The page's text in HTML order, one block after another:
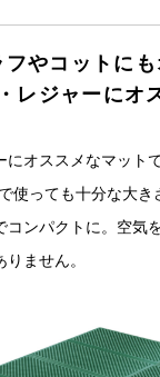
フやコットにも
レジャーにオ
にオススメなマット
使っても十分な大き
コンパクトに。空気
ません。